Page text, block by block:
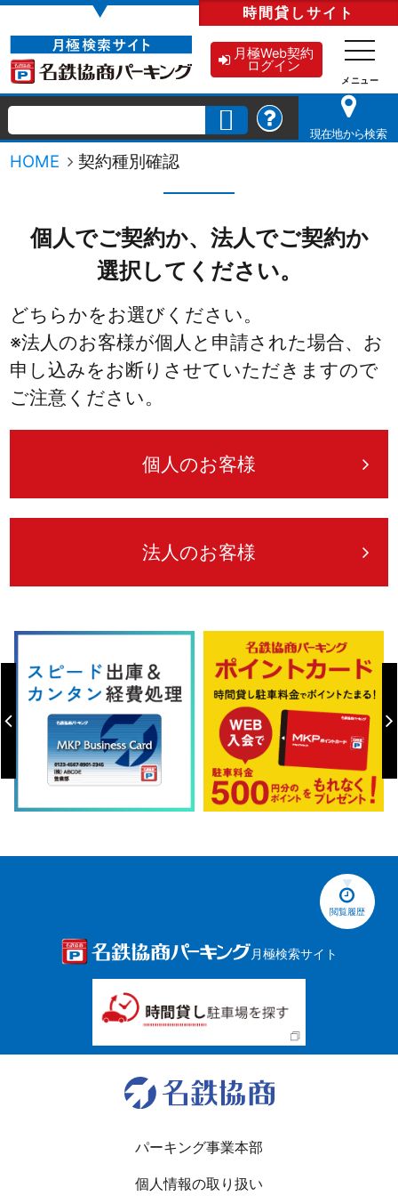
▼ 時間貸しサイト
月極Web契約
ログイン
現在地から検索
HOME 契約種別確認
個人でご契約か、法人でご契約か
選択してください。
どちらかをお選びください。
※法人のお客様が個人と申請された場合、お
申し込みをお断りさせていただきますので
ご注意ください。
個人のお客様
法人のお客様
閲覧履歴
月極検索サイト
パーキング事業本部
個人情報の取り扱い